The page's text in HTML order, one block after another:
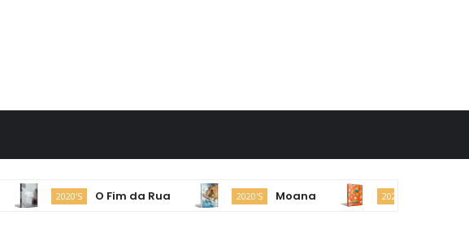
2020'S O Fim da Rua 2020'S Moana 2020'S Minions &